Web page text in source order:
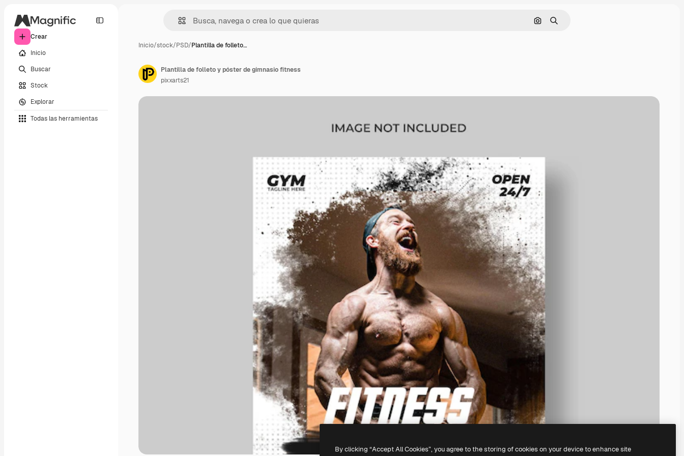
Crear
Inicio
Buscar
Stock
Explorar
Todas las herramientas
Buscar por imagen
Buscar
Inicio/stock/PSD/Plantilla de folleto…
Plantilla de folleto y póster de gimnasio fitness
pixxarts21
By clicking “Accept All Cookies”, you agree to the storing of cookies on your device to enhance site